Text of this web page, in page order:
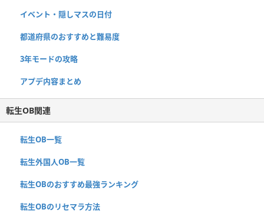
イベント・隠しマスの日付
都道府県のおすすめと難易度
3年モードの攻略
アプデ内容まとめ
転生OB関連
転生OB一覧
転生外国人OB一覧
転生OBのおすすめ最強ランキング
転生OBのリセマラ方法